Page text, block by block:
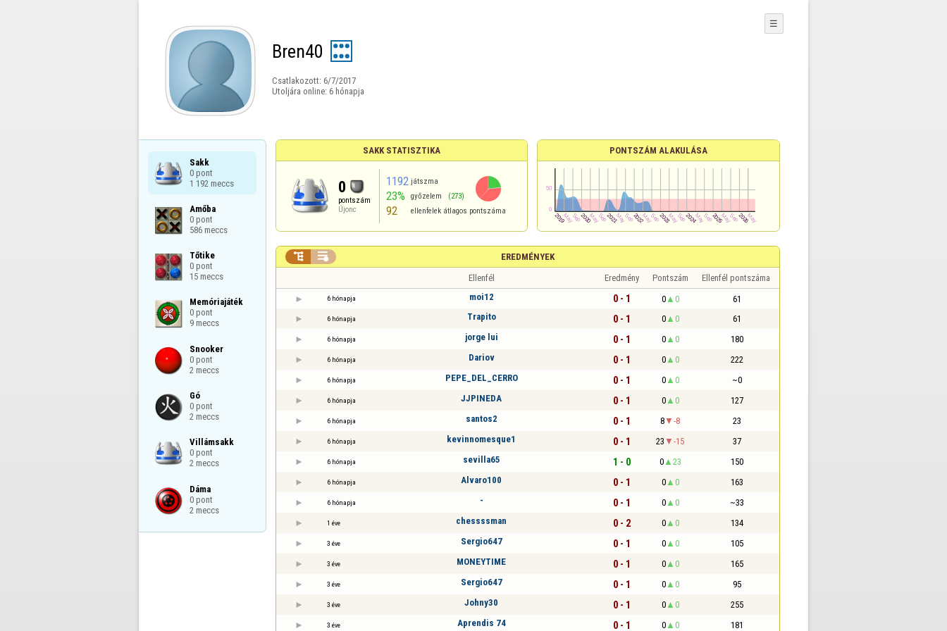
Bren40
Csatlakozott: 6/7/2017
Utoljára online: 6 hónapja
☰
Sakk
0 pont
1 192 meccs
Amőba
0 pont
586 meccs
Tőtike
0 pont
15 meccs
Memóriajáték
0 pont
9 meccs
Snooker
0 pont
2 meccs
Gó
0 pont
2 meccs
Villámsakk
0 pont
2 meccs
Dáma
0 pont
2 meccs
SAKK STATISZTIKA
0
pontszám
Újonc
1192 játszma
23% győzelem (273)
92 ellenfelek átlagos pontszáma
PONTSZÁM ALAKULÁSA
EREDMÉNYEK
 
Ellenfél Eredmény Pontszám Ellenfél pontszáma
6 hónapja moi12 0 - 1 0 0 61
6 hónapja Trapito 0 - 1 0 0 61
6 hónapja jorge lui 0 - 1 0 0 180
6 hónapja Dariov 0 - 1 0 0 222
6 hónapja PEPE_DEL_CERRO 0 - 1 0 0 ~0
6 hónapja JJPINEDA 0 - 1 0 0 127
6 hónapja santos2 0 - 1 8 -8 23
6 hónapja kevinnomesque1 0 - 1 23 -15 37
6 hónapja sevilla65 1 - 0 0 23 150
6 hónapja Alvaro100 0 - 1 0 0 163
6 hónapja - 0 - 1 0 0 ~33
1 éve chessssman 0 - 2 0 0 134
3 éve Sergio647 0 - 1 0 0 105
3 éve MONEYTIME 0 - 1 0 0 165
3 éve Sergio647 0 - 1 0 0 95
3 éve Johny30 0 - 1 0 0 255
3 éve Aprendis 74 0 - 1 0 0 181